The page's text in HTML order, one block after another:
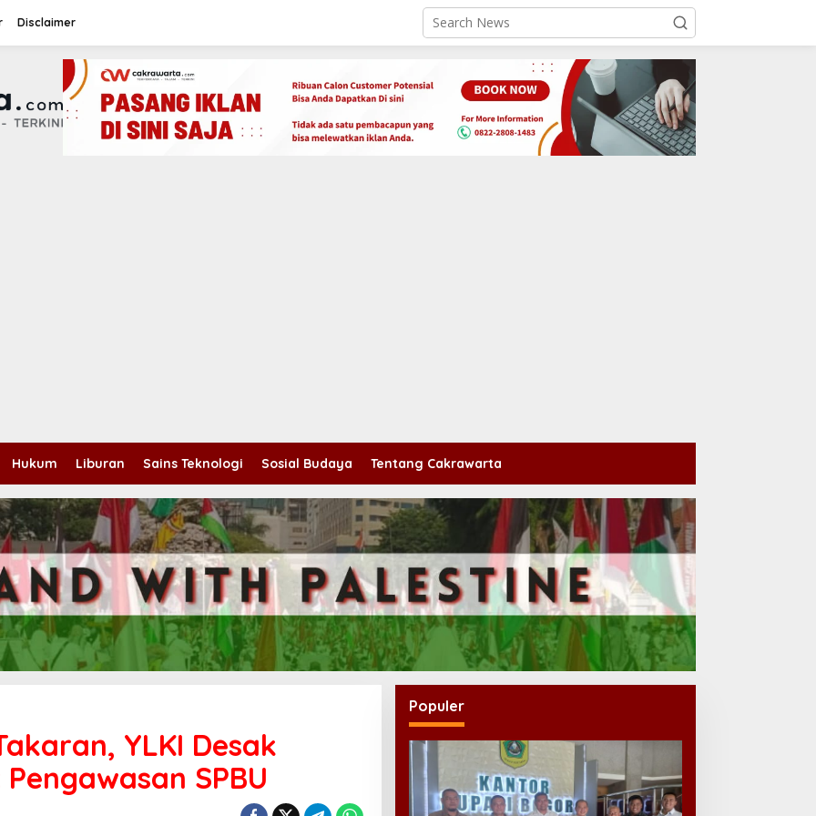
Disclaimer
Hukum Liburan Sains Teknologi Sosial Budaya Tentang Cakrawarta
YLKI Desak
SPBU
Populer